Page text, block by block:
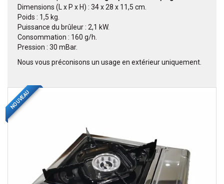
Dimensions (L x P x H) : 34 x 28 x 11,5 cm.
Poids : 1,5 kg.
Puissance du brûleur : 2,1 kW.
Consommation : 160 g/h.
Pression : 30 mBar.
Nous vous préconisons un usage en extérieur uniquement.
NOUVEAU